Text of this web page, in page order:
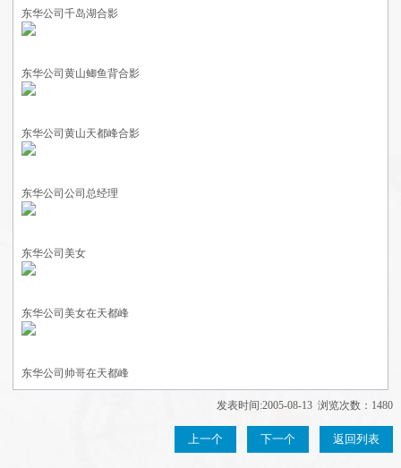
东华公司千岛湖合影
东华公司黄山鲫鱼背合影
东华公司黄山天都峰合影
东华公司公司总经理
东华公司美女
东华公司美女在天都峰
东华公司帅哥在天都峰
发表时间:2005-08-13 浏览次数：1480
上一个 下一个 返回列表